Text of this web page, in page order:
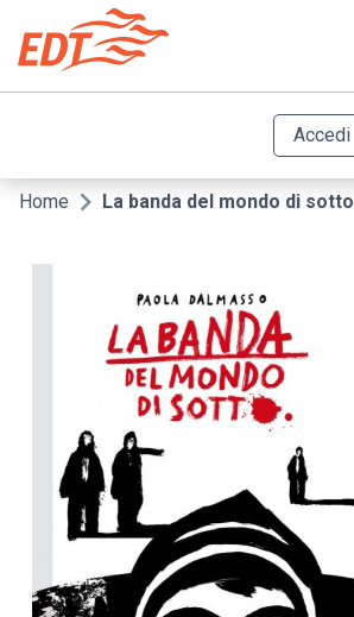
contenuto
principale
Accedi
Briciole
Home La banda del mondo di sotto